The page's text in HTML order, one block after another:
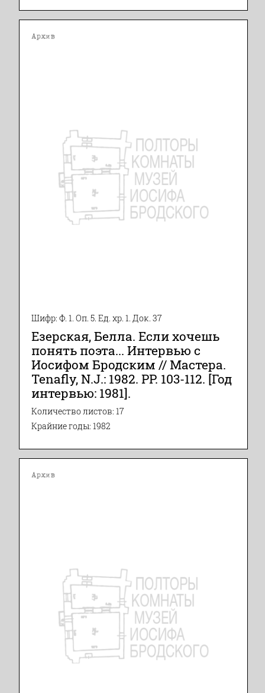
Архив
Шифр: Ф. 1. Оп. 5. Ед. хр. 1. Док. 37
Езерская, Белла. Если хочешь
понять поэта... Интервью с
Иосифом Бродским // Мастера.
Tenafly, N.J.: 1982. PP. 103-112. [Год
интервью: 1981].
Количество листов: 17
Крайние годы: 1982
Архив